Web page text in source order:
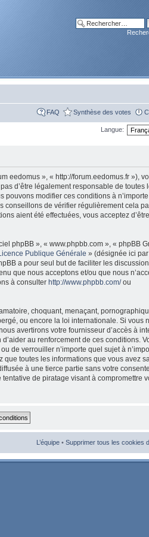
FAQ Synthèse des votes
Langue:
eedomus », « http://forum.eedomus.fr »),
d’être légalement responsable de toutes
modifier ces conditions à
conseillons de vérifier régulièrement cela
aient été effectuées, vous acceptez d’être
phpBB », « www.phpbb.com », « phpBB
Publique Générale » (désignée ici par
a pour seul but de faciliter les
que nous acceptons et/ou que nous
à consulter http://www.phpbb.com/ou
choquant, menaçant,
ou encore la loi internationale. Si vous
avertirons votre fournisseur d’accès à
au renforcement de ces conditions.
de verrouiller n’importe quel sujet à
que toutes les informations que vous avez
à une tierce partie sans votre
de piratage visant à compromettre
L’équipe • Supprimer tous les cookies